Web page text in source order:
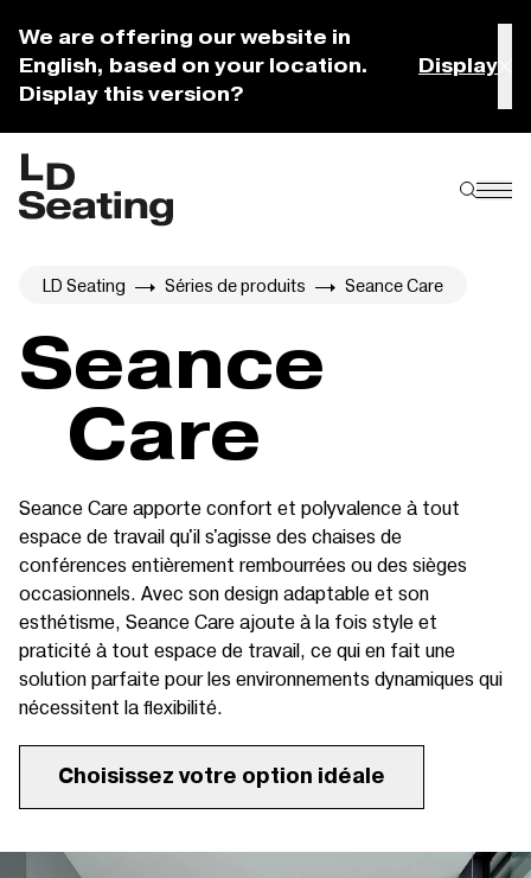
We are offering our website in
English, based on your location.
Display this version?
Display
LD Seating Séries de produits Seance Care
Seance
Care
Seance Care apporte confort et polyvalence à tout
espace de travail qu'il s'agisse des chaises de
conférences entièrement rembourrées ou des sièges
occasionnels. Avec son design adaptable et son
esthétisme, Seance Care ajoute à la fois style et
praticité à tout espace de travail, ce qui en fait une
solution parfaite pour les environnements dynamiques qui
nécessitent la flexibilité.
Choisissez votre option idéale